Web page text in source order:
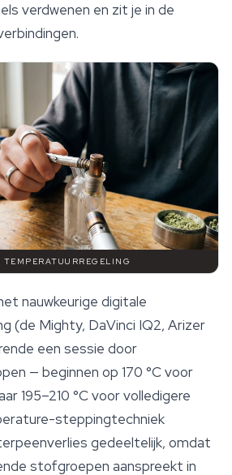
verdwenen en zit je in de
nauwkeurige digitale
(de Mighty, DaVinci IQ2, Arizer
een sessie door
— beginnen op 170 °C voor
195–210 °C voor volledigere
steppingtechniek
gedeeltelijk, omdat
stofgroepen aanspreekt in